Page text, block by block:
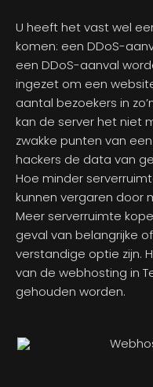
U heeft het vast wel
komen: een DDoS-
een DDoS-aanval
ingezet om een
aantal bezoekers in
kan de server het niet
zwakke punten van
hackers de data van
Hoe minder
kunnen vergaren door
Meer serverruimte
geval van belangrijke
verstandige optie zijn.
van de webhosting in
gehouden worden.